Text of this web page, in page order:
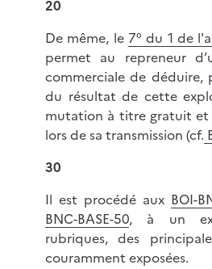
20
De même, le 7° du 1 de
permet au repreneur
commerciale de
du résultat de cette
mutation à titre gratuit et
lors de sa transmission (cf.
30
Il est procédé aux BOI-
BNC-BASE-50, à un
rubriques, des
couramment exposées.